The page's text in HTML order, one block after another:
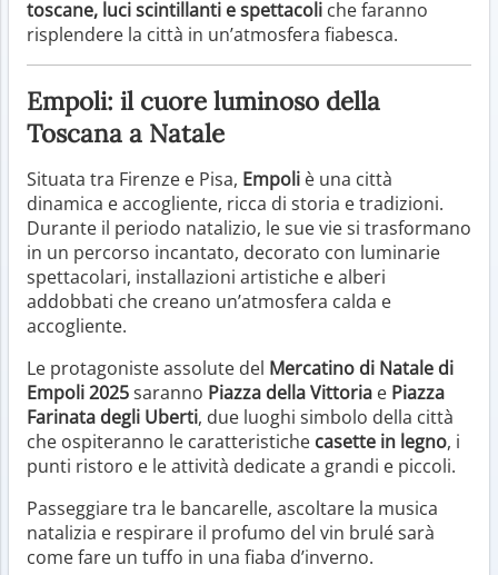
toscane, luci scintillanti e spettacoli che faranno
risplendere la città in un’atmosfera fiabesca.
Empoli: il cuore luminoso della
Toscana a Natale
Situata tra Firenze e Pisa, Empoli è una città
dinamica e accogliente, ricca di storia e tradizioni.
Durante il periodo natalizio, le sue vie si trasformano
in un percorso incantato, decorato con luminarie
spettacolari, installazioni artistiche e alberi
addobbati che creano un’atmosfera calda e
accogliente.
Le protagoniste assolute del Mercatino di Natale di
Empoli 2025saranno Piazza della Vittoria e Piazza
Farinata degli Uberti, due luoghi simbolo della città
che ospiteranno le caratteristiche casette in legno, i
punti ristoro e le attività dedicate a grandi e piccoli.
Passeggiare tra le bancarelle, ascoltare la musica
natalizia e respirare il profumo del vin brulé sarà
come fare un tuffo in una fiaba d’inverno.